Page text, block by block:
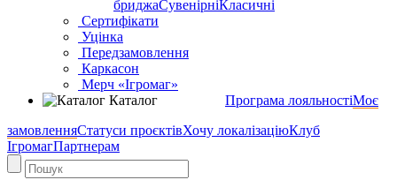
бриджаСувенірніКласичні
Сертифікати
Уцінка
Передзамовлення
Каркасон
Мерч «Ігромаг»
Каталог
Програма лояльностіМоє
замовленняСтатуси проєктівХочу локалізаціюКлуб
ІгромагПартнерам